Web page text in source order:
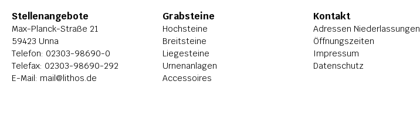
Stellenangebote
Max-Planck-Straße 21
59423 Unna
Telefon: 02303-98690-0
Telefax: 02303-98690-292
E-Mail: mail@lithos.de
Grabsteine
Hochsteine
Breitsteine
Liegesteine
Urnenanlagen
Accessoires
Kontakt
Adressen Niederlassungen
Öffnungszeiten
Impressum
Datenschutz